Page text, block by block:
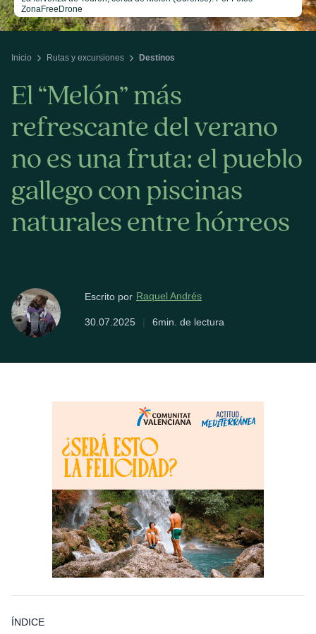
Inicio Rutas y excursiones Destinos
El “Melón” más
refrescante del verano
no es una fruta: el pueblo
gallego con piscinas
naturales entre hórreos
Escrito por Raquel Andrés
30.07.2025 | 6min. de lectura
ZonaFreeDrone
ÍNDICE